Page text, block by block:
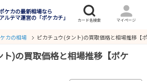
ケカの最新相場なら
アルテマ運営の「ポケカチ」
カの相場 ピカチュウ(タント)の買取価格と相場推移【
ト)の買取価格と相場推移【ポケ